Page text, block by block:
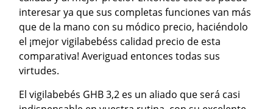
interesar ya que sus completas funciones van más
que de la mano con su módico precio, haciéndolo
el ¡mejor vigilabebéss calidad precio de esta
comparativa! Averiguad entonces todas sus
virtudes.
El vigilabebés GHB 3,2 es un aliado que será casi